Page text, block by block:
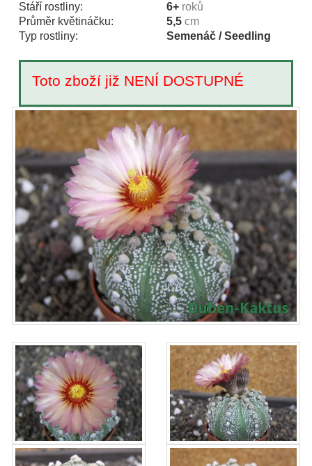
Stáří rostliny:
6+ roků
Průměr květináčku:
5,5 cm
Typ rostliny:
Semenáč / Seedling
Toto zboží již NENÍ DOSTUPNÉ